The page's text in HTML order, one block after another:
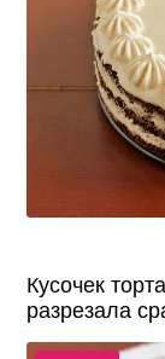
Кусочек
разрезала